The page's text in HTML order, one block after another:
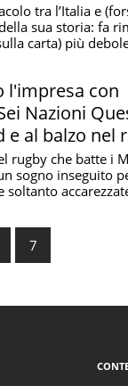
tra l’Italia e
sua storia: fa
carta) più
l'impresa con
Nazioni
e al balzo nel
rugby che batte i
sogno inseguito
soltanto
7